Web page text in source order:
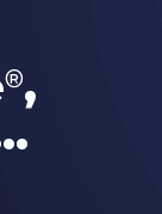
®,